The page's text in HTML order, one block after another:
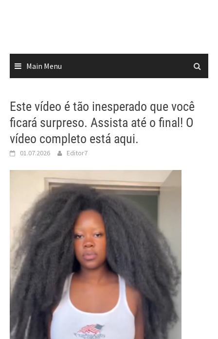
Main Menu
Este vídeo é tão inesperado que você
ficará surpreso. Assista até o final! O
vídeo completo está aqui.
01.07.2026 Editor7